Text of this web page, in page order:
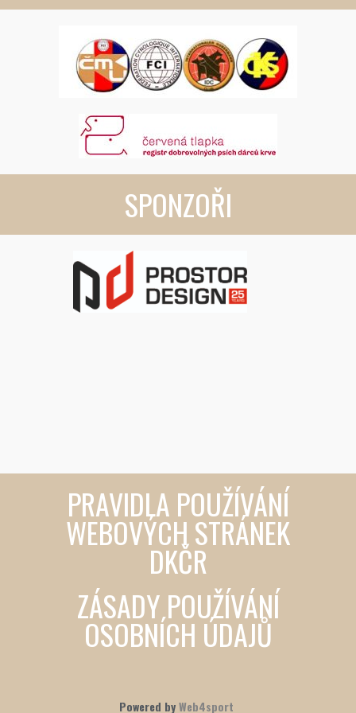
POZVÁNKA NA VÝROČNÍ ČLENSKOU SCHŮZI DOBRMAN
KLUBU ČR
1.03.2026 PRAHA KLÁNOVICE
UPOZORNĚNÍ PRO ČLENY DOBRMAN KLUBU
SPONZOŘI
PRAVIDLA POUŽÍVÁNÍ
WEBOVÝCH STRÁNEK
DKČR
ZÁSADY POUŽÍVÁNÍ
OSOBNÍCH ÚDAJŮ
Powered byWeb4sport